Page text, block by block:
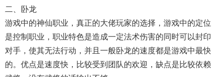
二、卧龙
游戏中的神仙职业，真正的大佬玩家的选择，游戏中的定位
是控制职业，职业特色是造成一定法术伤害的同时可以封印
对手，使其无法行动，并且一般卧龙的速度都是游戏中最快
的。优点是速度快，比较受到团队的欢迎，缺点是比较依赖